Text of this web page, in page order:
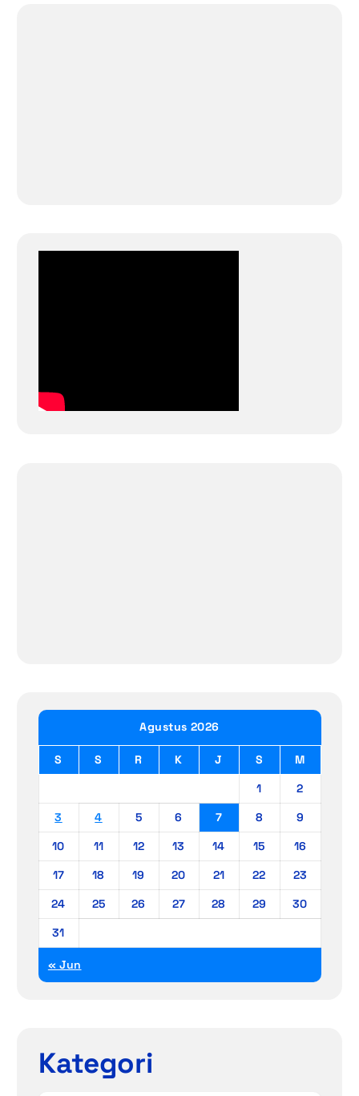
Agustus 2026
S S R K J S
M
1
2
3
4 5 6 7 8
9
10
11 12 13 14 15
16
17
18 19 20 21 22
23
24
25 26 27 28 29
30
31
« Jun
Kategori